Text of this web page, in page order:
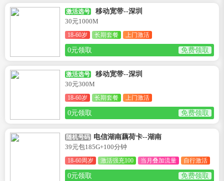
激活选号
移动宽带--深圳
30元1000M
18-60岁 长期套餐 上门激活
0元领取 免费领取
激活选号
移动宽带--深圳
30元300M
18-60岁 长期套餐 上门激活
0元领取 免费领取
随机号码 电信湖南藕荷卡--湖南
39元包185G+100分钟
18-60周岁 激活强充100 当月叠加流量 自行激活
0元领取 免费领取